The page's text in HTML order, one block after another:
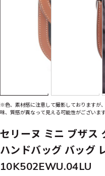
※色、素材感に注意して撮影しておりますが
味、質感が異なって見える可能性がございます
セリーヌ ミニ ブザス
ハンドバッグ バッグ
10K502EWU.04LU